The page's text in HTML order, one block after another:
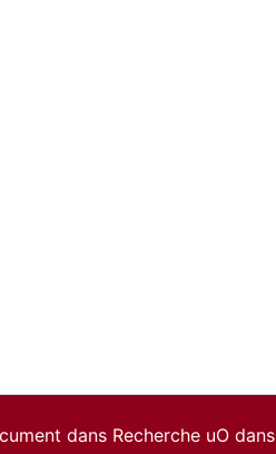
dans Recherche uO dans